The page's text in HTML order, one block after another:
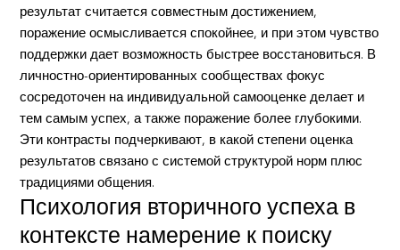
результат считается совместным достижением,
поражение осмысливается спокойнее, и при этом чувство
поддержки дает возможность быстрее восстановиться. В
личностно-ориентированных сообществах фокус
сосредоточен на индивидуальной самооценке делает и
тем самым успех, а также поражение более глубокими.
Эти контрасты подчеркивают, в какой степени оценка
результатов связано с системой структурой норм плюс
традициями общения.
Психология вторичного успеха в
контексте намерение к поиску